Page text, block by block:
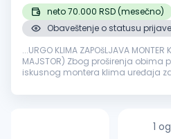
neto 70.000 RSD (mesečno)
Obaveštenje o statusu prijave
...URGO KLIMA ZAPOšLJAVA MONTER
MAJSTOR) Zbog proširenja obima
iskusnog montera klima uređaja
kod klijenata Rad...
1